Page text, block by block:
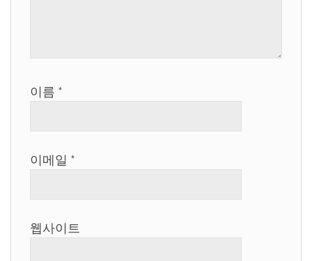
이름 *
이메일 *
웹사이트